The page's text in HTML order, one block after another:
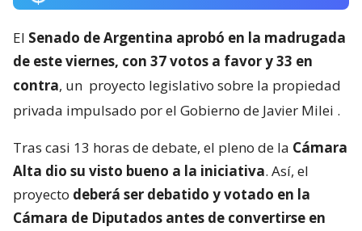
El Senado de Argentina aprobó en la madrugada
de este viernes, con 37 votos a favor y 33 en
contra, un proyecto legislativo sobre la propiedad
privada impulsado por el Gobierno de Javier Milei .
Tras casi 13 horas de debate, el pleno de la Cámara
Alta dio su visto bueno a la iniciativa. Así, el
proyecto deberá ser debatido y votado en la
Cámara de Diputados antes de convertirse en